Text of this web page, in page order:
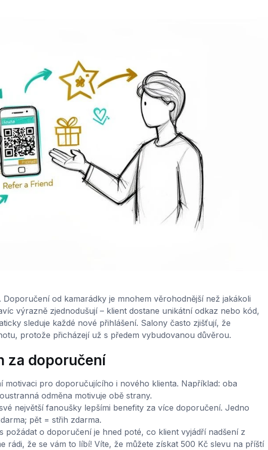
od kamarádky je mnohem věrohodnější než jakákoli
výrazně zjednodušují – klient dostane unikátní odkaz nebo kód,
sleduje každé nové přihlášení. Salony často zjišťují, že
protože přicházejí už s předem vybudovanou důvěrou.
za doporučení
motivaci pro doporučujícího i nového klienta. Například: oba
odměna motivuje obě strany.
největší fanoušky lepšími benefity za více doporučení. Jedno
pět = střih zdarma.
požádat o doporučení je hned poté, co klient vyjádří nadšení z
rádi, že se vám to líbí! Víte, že můžete získat 500 Kč slevu na příští